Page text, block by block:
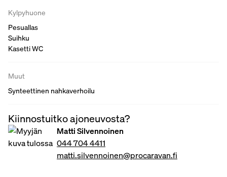
Kylpyhuone
Pesuallas
Suihku
Kasetti WC
Muut
Synteettinen nahkaverhoilu
Kiinnostuitko ajoneuvosta?
Matti Silvennoinen
044 704 4411
matti.silvennoinen@procaravan.fi